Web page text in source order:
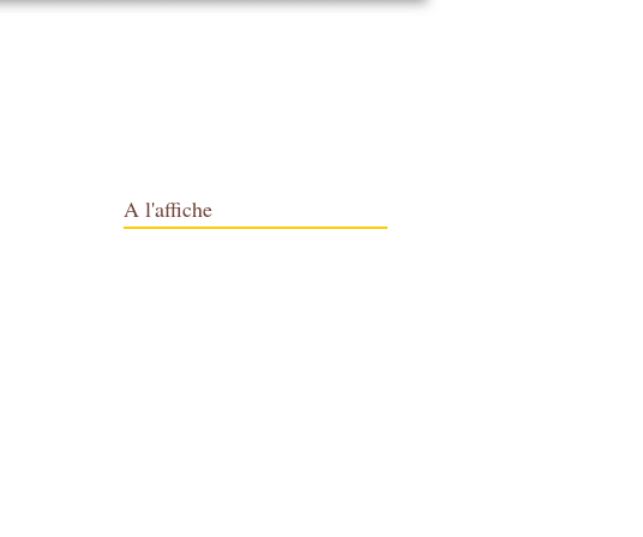
A l'affiche